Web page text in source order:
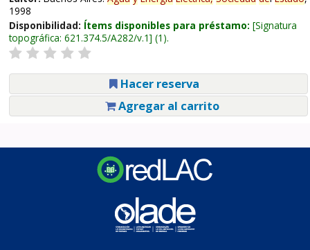
1998
Disponibilidad: Ítems disponibles para préstamo: Signatura
topográfica: 621.374.5/A282/v.1 (1).
Hacer reserva
Agregar al carrito